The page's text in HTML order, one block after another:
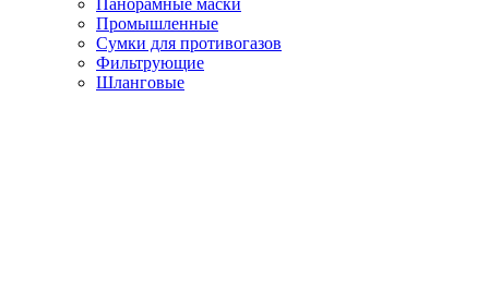
Панорамные маски
Промышленные
Сумки для противогазов
Фильтрующие
Шланговые